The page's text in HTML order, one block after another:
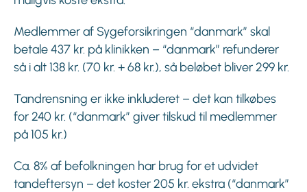
Medlemmer af Sygeforsikringen “danmark” skal
betale 437 kr. på klinikken – “danmark” refunderer
så i alt 138 kr. (70 kr. + 68 kr.), så beløbet bliver 299 kr.
Tandrensning er ikke inkluderet – det kan tilkøbes
for 240 kr. (“danmark” giver tilskud til medlemmer
på 105 kr.)
Ca. 8% af befolkningen har brug for et udvidet
tandeftersyn – det koster 205 kr. ekstra (“danmark”